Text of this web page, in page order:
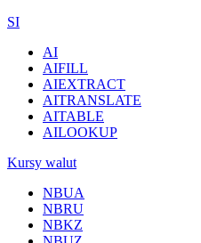
SI
AI
AIFILL
AIEXTRACT
AITRANSLATE
AITABLE
AILOOKUP
Kursy walut
NBUA
NBRU
NBKZ